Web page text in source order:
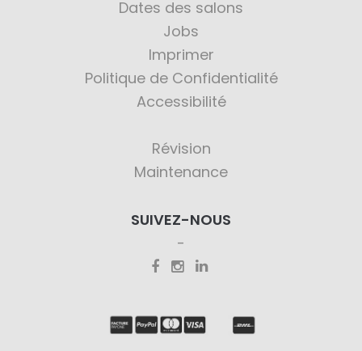
Dates des salons
Jobs
Imprimer
Politique de Confidentialité
Accessibilité
Révision
Maintenance
SUIVEZ-NOUS